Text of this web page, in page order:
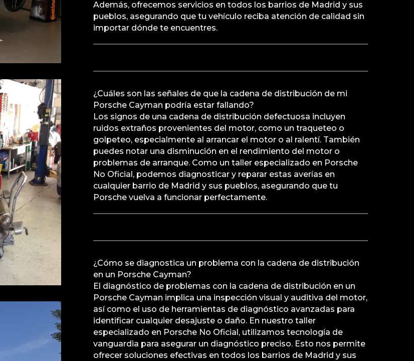
Además, ofrecemos servicios en todos los barrios de Madrid y sus
pueblos, asegurando que tu vehículo reciba atención de calidad sin
importar dónde te encuentres.
¿Cuáles son las señales de que la cadena de distribución de mi
Porsche Cayman podría estar fallando?
Los signos de una cadena de distribución defectuosa incluyen
ruidos extraños provenientes del motor, como un traqueteo o
golpeteo, especialmente al arrancar el motor o al ralentí. También
puedes notar una disminución en el rendimiento del motor o
problemas de arranque. Como un taller especializado en Porsche
No Oficial, podemos diagnosticar y reparar estas averías en
cualquier barrio de Madrid y sus pueblos, asegurando que tu
Porsche vuelva a funcionar perfectamente.
¿Cómo se diagnostica un problema con la cadena de distribución
en un Porsche Cayman?
El diagnóstico de problemas con la cadena de distribución en un
Porsche Cayman implica una inspección visual y auditiva del motor,
así como el uso de herramientas de diagnóstico avanzadas para
identificar cualquier desajuste o daño. En nuestro taller
especializado en Porsche No Oficial, utilizamos tecnología de
vanguardia para asegurar un diagnóstico preciso. Esto nos permite
ofrecer soluciones efectivas en todos los barrios de Madrid y sus